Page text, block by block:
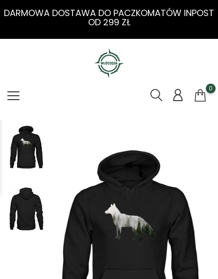
DARMOWA DOSTAWA DO PACZKOMATÓW INPOST
OD 299 ZŁ
0